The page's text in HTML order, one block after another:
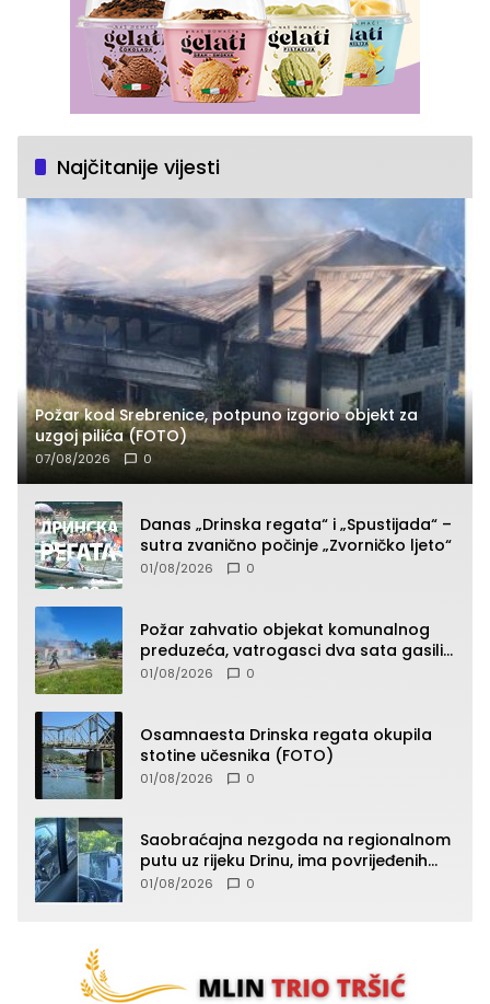
Najčitanije vijesti
Požar kod Srebrenice, potpuno izgorio objekt za
uzgoj pilića (FOTO)
07/08/2026 0
Danas „Drinska regata“ i „Spustijada“ –
sutra zvanično počinje „Zvorničko ljeto“
01/08/2026 0
Požar zahvatio objekat komunalnog
preduzeća, vatrogasci dva sata gasili
vatru (FOTO)
01/08/2026 0
Osamnaesta Drinska regata okupila
stotine učesnika (FOTO)
01/08/2026 0
Saobraćajna nezgoda na regionalnom
putu uz rijeku Drinu, ima povrijeđenih
lica (FOTO)
01/08/2026 0